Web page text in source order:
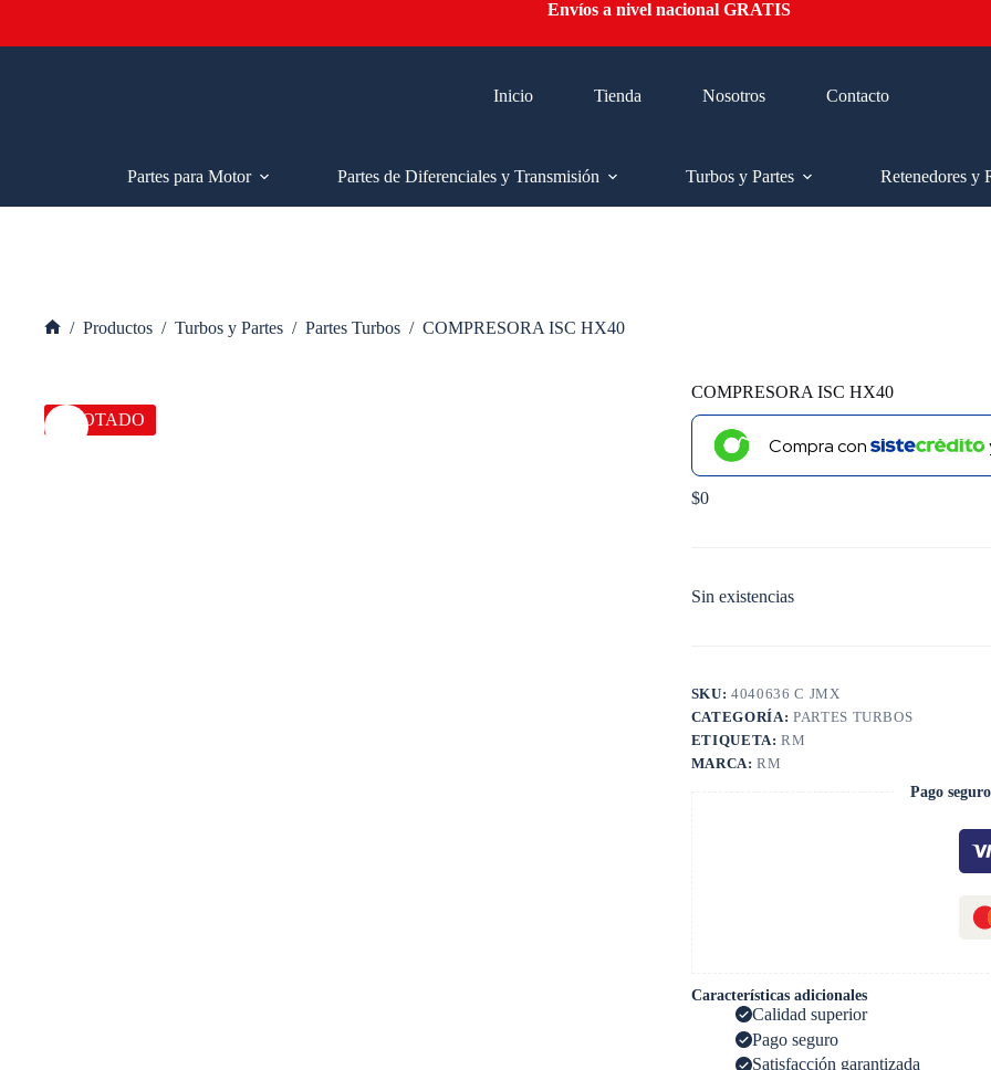
contenido
Envíos a nivel nacional GRATIS
Inicio Tienda Nosotros Contacto
Partes para Motor
Partes de Diferenciales y Transmisión Turbos y Partes Retenedores y
/ Productos / Turbos y Partes / Partes Turbos / COMPRESORA ISC HX40
AGOTADO
COMPRESORA ISC HX40
Compra con
$0
Sin existencias
SKU:4040636 C JMX
CATEGORÍA: PARTES TURBOS
ETIQUETA:RM
MARCA:RM
Pago
Características adicionales
Calidad superior
Pago seguro
Satisfacción garantizada